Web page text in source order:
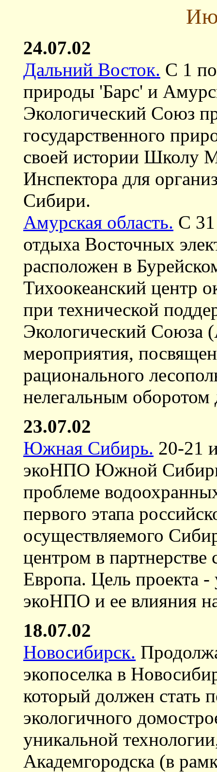
24.07.02
Дальний Восток. С 1
природы 'Барс' и
Экологический Союз
государственного
своей истории Школу
Инспектора для
Сибири.
Амурская область. С 31
отдыха Восточных
расположен в
Тихоокеанский центр
при технической
Экологический Союза
мероприятия,
рационального
нелегальным оборотом
23.07.02
Южная Сибирь. 20-21
экоНПО Южной
проблеме
первого этапа
осуществляемого
центром в
Европа. Цель проекта -
экоНПО и ее влияния
18.07.02
Новосибирск.
экопоселка в
который должен стать
экологичного
уникальной
Академгородска (в